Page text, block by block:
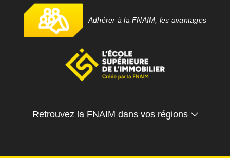
Adhérer à la FNAIM, les avantages
Retrouvez la FNAIM dans vos régions